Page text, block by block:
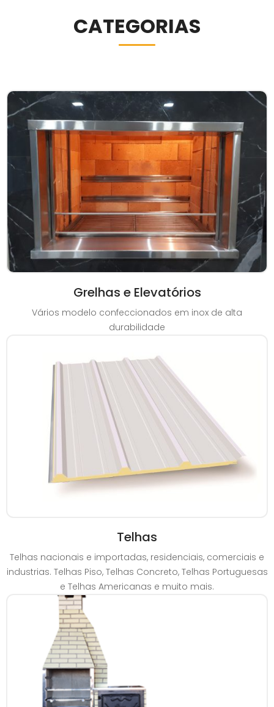
CATEGORIAS
Grelhas e Elevatórios
Vários modelo confeccionados em inox de alta
durabilidade
Telhas
Telhas nacionais e importadas, residenciais, comerciais e
industrias. Telhas Piso, Telhas Concreto, Telhas Portuguesas
e Telhas Americanas e muito mais.